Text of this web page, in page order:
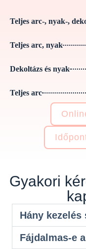
Teljes arc-, nyak-,
Teljes arc, nyak
Dekoltázs és nyak
Teljes arc
Gyakori
Hány kezelés
Fájdalmas-e